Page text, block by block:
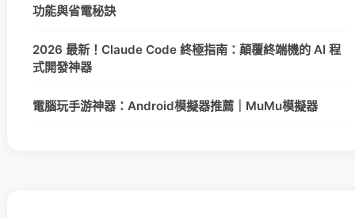
功能與省電秘訣
2026 最新！Claude Code 終極指南：顛覆終端機的 AI 程
式開發神器
電腦玩手游神器：Android模擬器推薦｜MuMu模擬器